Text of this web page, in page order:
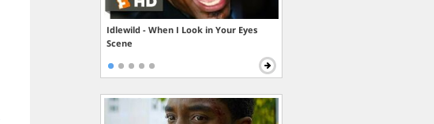
Idlewild - When I Look in Your Eyes
Scene